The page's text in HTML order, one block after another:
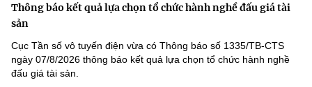
Thông báo kết quả lựa chọn tổ chức hành nghề đấu giá tài
sản
Cục Tần số vô tuyến điện vừa có Thông báo số 1335/TB-CTS
ngày 07/8/2026 thông báo kết quả lựa chọn tổ chức hành nghề
đấu giá tài sản.